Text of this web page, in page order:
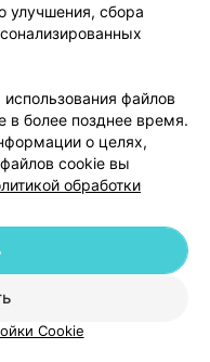
Размещение рекламы
договор
улучшения, сбора
файлов
в более позднее время.
о целях,
cookie вы
обработки
Cookie